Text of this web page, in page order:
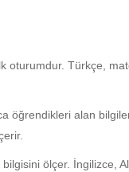
oturumdur. Türkçe,
öğrendikleri alan
ölçer. İngilizce,